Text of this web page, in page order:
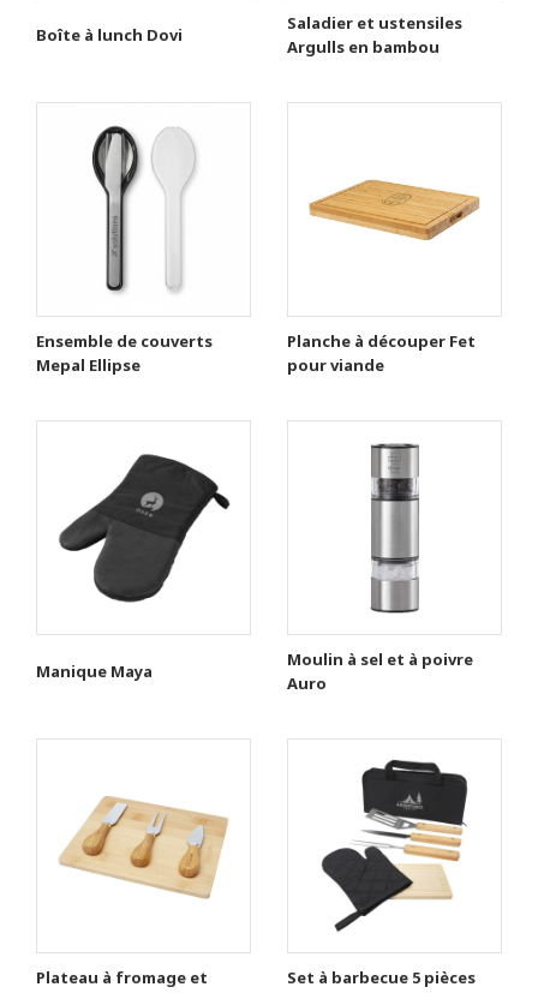
Boîte à lunch Dovi
Saladier et ustensiles
Argulls en bambou
Ensemble de couverts
Mepal Ellipse
Planche à découper Fet
pour viande
Manique Maya
Moulin à sel et à poivre
Auro
Plateau à fromage et
Set à barbecue 5 pièces